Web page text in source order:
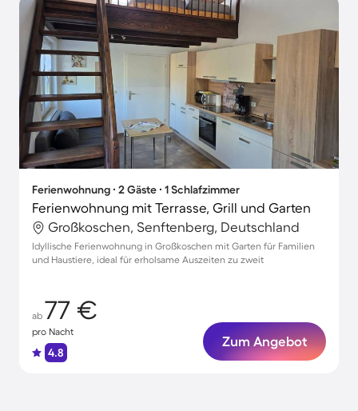
Ferienwohnung ∙ 2 Gäste ∙ 1 Schlafzimmer
Ferienwohnung mit Terrasse, Grill und Garten
Großkoschen, Senftenberg, Deutschland
Idyllische Ferienwohnung in Großkoschen mit Garten für Familien
und Haustiere, ideal für erholsame Auszeiten zu zweit
ab 77 €
pro Nacht
4.8
Zum Angebot